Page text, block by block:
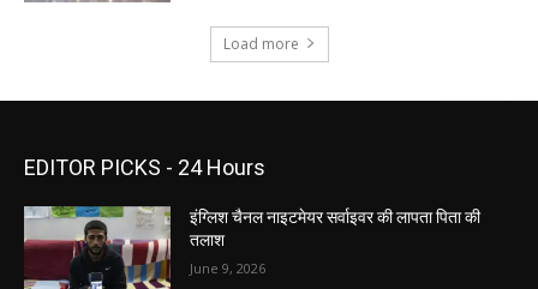
Load more
EDITOR PICKS - 24 Hours
इंग्लिश चैनल नाइटमेयर सर्वाइवर की लापता पिता की
तलाश
June 9, 2026